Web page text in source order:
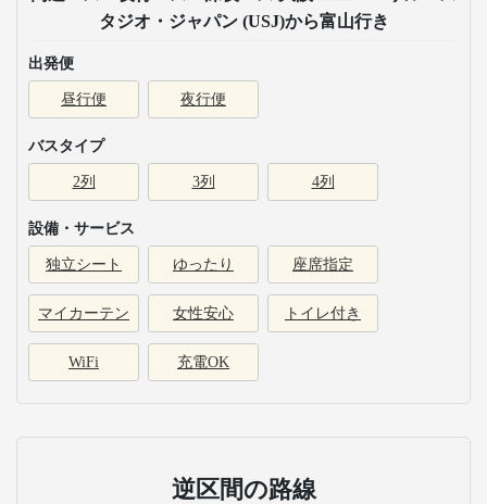
タジオ・ジャパン (USJ)から富山行き
出発便
昼行便 夜行便
バスタイプ
2列 3列 4列
設備・サービス
独立シート ゆったり 座席指定
マイカーテン 女性安心 トイレ付き
WiFi 充電OK
逆区間の路線